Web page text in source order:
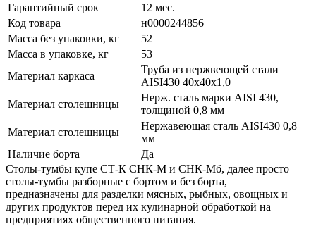
Гарантийный срок
12 мес.
Код товара
н0000244856
Масса без упаковки, кг
52
Масса в упаковке, кг
53
Материал каркаса
Труба из нержвеющей стали
AISI430 40х40х1,0
Материал столешницы
Нерж. сталь марки AISI 430,
толщиной 0,8 мм
Материал столешницы
Нержавеющая сталь AISI430 0,8
мм
Наличие борта
Да
Столы-тумбы купе СТ-К СНК-М и СНК-Мб, далее просто
столы-тумбы разборные с бортом и без борта,
предназначены для разделки мясных, рыбных, овощных и
других продуктов перед их кулинарной обработкой на
предприятиях общественного питания.